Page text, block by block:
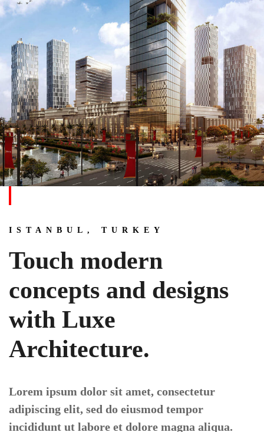
ISTANBUL, TURKEY
Touch modern
concepts and designs
with Luxe
Architecture.
Lorem ipsum dolor sit amet, consectetur
adipiscing elit, sed do eiusmod tempor
incididunt ut labore et dolore magna aliqua.